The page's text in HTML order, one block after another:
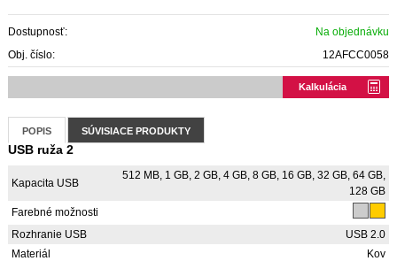
Dostupnosť:
Na objednávku
Obj. číslo:
12AFCC0058
Kalkulácia
POPIS SÚVISIACE PRODUKTY
USB ruža 2
Kapacita USB
512 MB, 1 GB, 2 GB, 4 GB, 8 GB, 16 GB, 32 GB, 64 GB,
128 GB
Farebné možnosti
Rozhranie USB
USB 2.0
Materiál
Kov